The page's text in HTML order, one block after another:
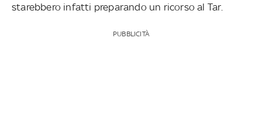
starebbero infatti preparando un ricorso al Tar.
PUBBLICITÀ